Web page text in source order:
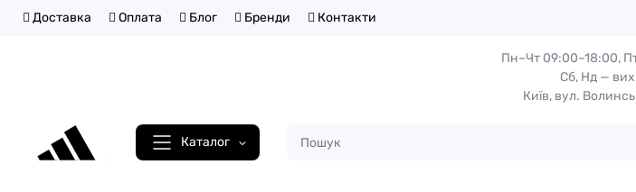
Доставка Оплата Блог Бренди Контакти
Каталог
Пн–Чт 09:00–18:00,
Сб, Нд —
Київ, вул.